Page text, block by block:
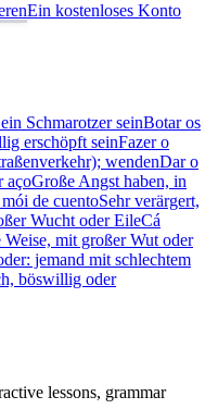
Ein kostenloses Konto
Schmarotzer seinBotar os
erschöpft seinFazer o
wendenDar o
açoGroße Angst haben, in
de cuentoSehr verärgert,
Wucht oder EileCá
mit großer Wut oder
jemand mit schlechtem
böswillig oder
lessons, grammar